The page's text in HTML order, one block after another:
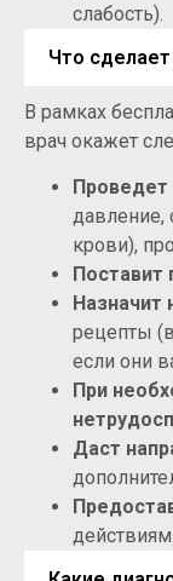
слабость).
Что сделает
В рамках
врач окажет
Проведет
давление,
крови),
Поставит
Назначит
рецепты
если они
При
Даст
действиям.